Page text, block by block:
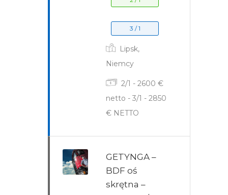
3 / 1
Lipsk,
Niemcy
2/1 - 2600 €
netto - 3/1 - 2850
€ NETTO
GETYNGA –
BDF oś
skrętna –